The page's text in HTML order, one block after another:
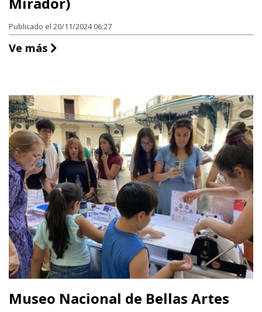
Publicado el 20/11/2024 06:27
Ve más Centro Interactivo de los
Museo Nacional de Bellas Artes